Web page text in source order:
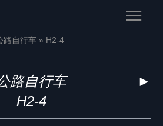
Main
路自行车 H2-4
►
路自行车
H2-4